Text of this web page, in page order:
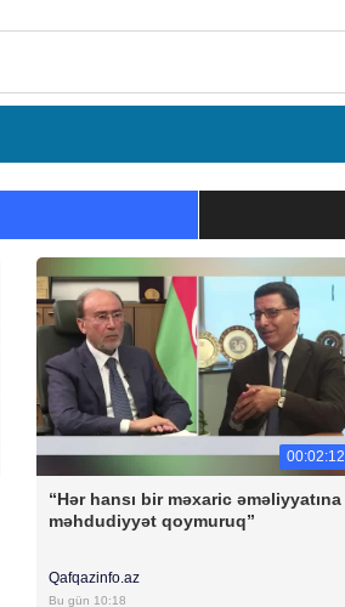
00:02:12
“Hər hansı bir məxaric əməliyyatına
məhdudiyyət qoymuruq”
Qafqazinfo.az
Bu gün 10:18